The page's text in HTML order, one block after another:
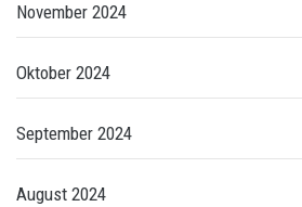
November 2024
Oktober 2024
September 2024
August 2024